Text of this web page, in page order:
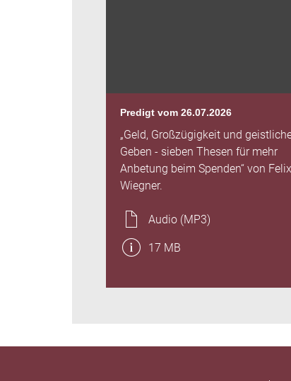
Predigt vom 26.07.2026
„Geld, Großzügigkeit und
Geben - sieben Thesen für mehr
Anbetung beim Spenden“ von Felix
Wiegner.
Audio (MP3)
17 MB